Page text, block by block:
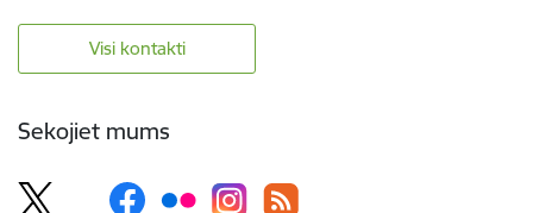
Visi kontakti
Sekojiet mums